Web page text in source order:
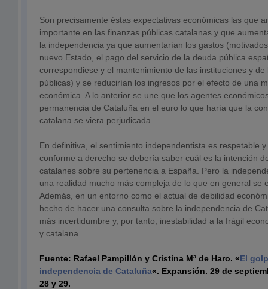
Son precisamente éstas expectativas económicas las que
importante en las finanzas públicas catalanas y que
la independencia ya que aumentarían los gastos
nuevo Estado, el pago del servicio de la deuda pública
correspondiese y el mantenimiento de las instituciones y
públicas) y se reducirían los ingresos por el efecto de una
económica. A lo anterior se une que los agentes
permanencia de Cataluña en el euro lo que haría que la
catalana se viera perjudicada.
En definitiva, el sentimiento independentista es respetable
conforme a derecho se debería saber cuál es la intención
catalanes sobre su pertenencia a España. Pero la
una realidad mucho más compleja de lo que en general se
Además, en un entorno como el actual de debilidad
hecho de hacer una consulta sobre la independencia de
más incertidumbre y, por tanto, inestabilidad a la frágil
y catalana.
Fuente: Rafael Pampillón y Cristina Mª de Haro. «El
independencia de Cataluña«. Expansión. 29 de
28 y 29.